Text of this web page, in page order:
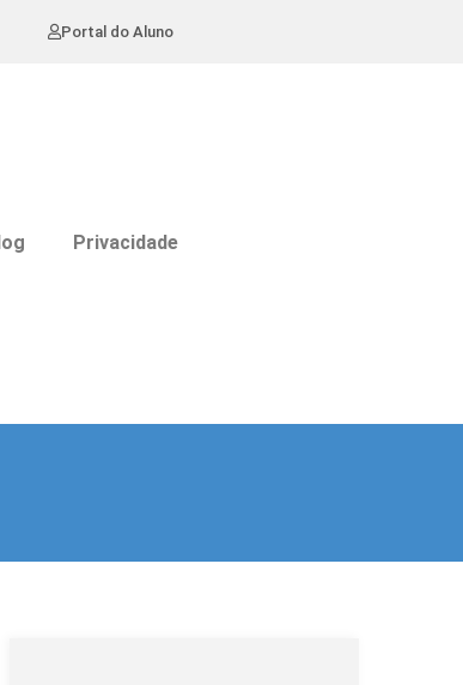
Portal do Aluno
Privacidade